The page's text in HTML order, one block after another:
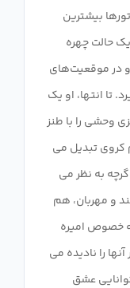
بیشترین
یک حالت چهره
در موقعیت‌های
تا انتها، او یک
وحشی را با طنز
کروی تبدیل می
به نظر می
و مهربان، هم
خصوص امیره
را نادیده می
عشق